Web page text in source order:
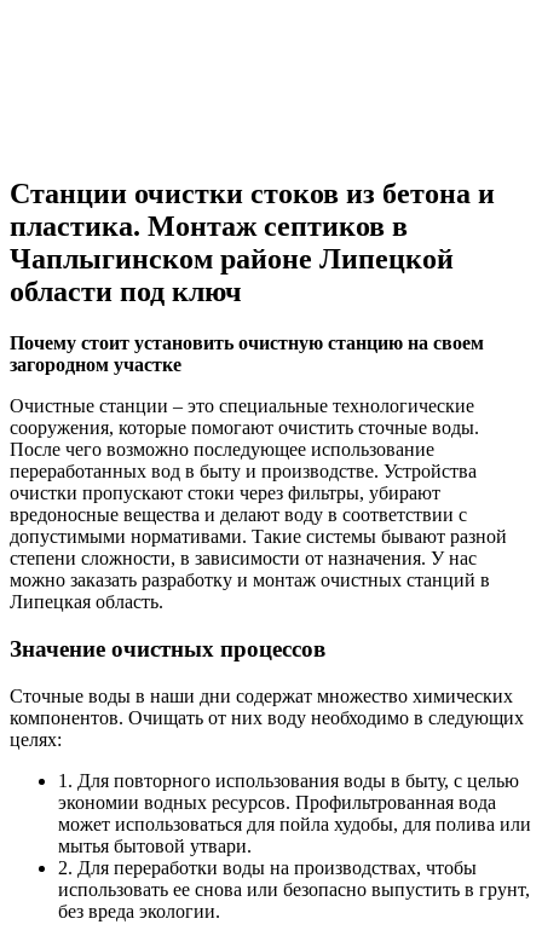
Станции очистки стоков из бетона и
пластика. Монтаж септиков в
Чаплыгинском районе Липецкой
области под ключ
Почему стоит установить очистную станцию на своем
загородном участке
Очистные станции – это специальные технологические
сооружения, которые помогают очистить сточные воды.
После чего возможно последующее использование
переработанных вод в быту и производстве. Устройства
очистки пропускают стоки через фильтры, убирают
вредоносные вещества и делают воду в соответствии с
допустимыми нормативами. Такие системы бывают разной
степени сложности, в зависимости от назначения. У нас
можно заказать разработку и монтаж очистных станций в
Липецкая область.
Значение очистных процессов
Сточные воды в наши дни содержат множество химических
компонентов. Очищать от них воду необходимо в следующих
целях:
1. Для повторного использования воды в быту, с целью
экономии водных ресурсов. Профильтрованная вода
может использоваться для пойла худобы, для полива или
мытья бытовой утвари.
2. Для переработки воды на производствах, чтобы
использовать ее снова или безопасно выпустить в грунт,
без вреда экологии.